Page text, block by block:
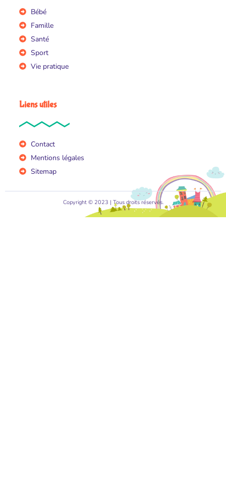
Bébé
Famille
Santé
Sport
Vie pratique
Liens utiles
Contact
Mentions légales
Sitemap
Copyright © 2023 | Tous droits réservés.